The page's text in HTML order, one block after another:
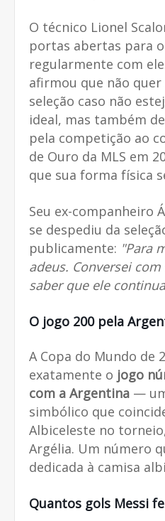
O técnico Lionel
portas abertas para
regularmente com
afirmou que não
seleção caso não
ideal, mas também
pela competição ao
de Ouro da MLS em
que sua forma física
Seu ex-companheiro
se despediu da
publicamente: "Para
adeus. Conversei
saber que ele
O jogo 200 pela
A Copa do Mundo de
exatamente o jogo
com a Argentina —
simbólico que
Albiceleste no
Argélia. Um número
dedicada à camisa
Quantos gols Messi